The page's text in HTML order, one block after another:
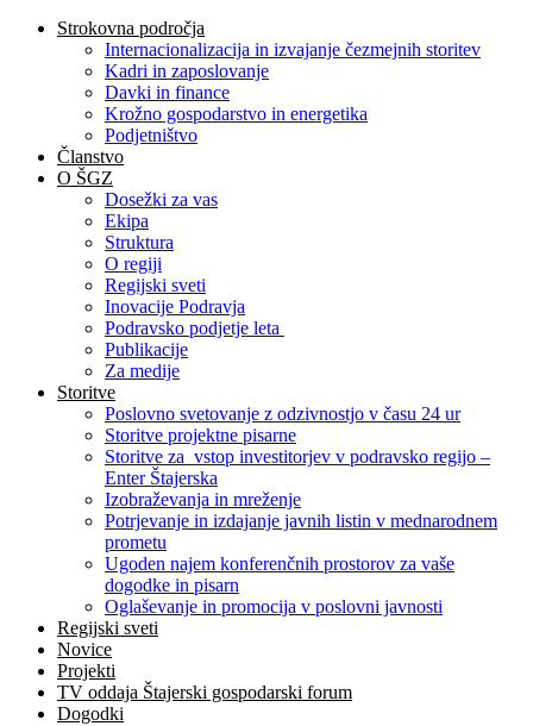
Strokovna področja
Internacionalizacija in izvajanje čezmejnih storitev
Kadri in zaposlovanje
Davki in finance
Krožno gospodarstvo in energetika
Podjetništvo
Članstvo
O ŠGZ
Dosežki za vas
Ekipa
Struktura
O regiji
Regijski sveti
Inovacije Podravja
Podravsko podjetje leta
Publikacije
Za medije
Storitve
Poslovno svetovanje z odzivnostjo v času 24 ur
Storitve projektne pisarne
Storitve za vstop investitorjev v podravsko regijo –
Enter Štajerska
Izobraževanja in mreženje
Potrjevanje in izdajanje javnih listin v mednarodnem
prometu
Ugoden najem konferenčnih prostorov za vaše
dogodke in pisarn
Oglaševanje in promocija v poslovni javnosti
Regijski sveti
Novice
Projekti
TV oddaja Štajerski gospodarski forum
Dogodki